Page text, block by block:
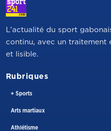
L'actualité du sport
continu, avec un traitement
et lisible.
Rubriques
+ Sports
Arts martiaux
Athlétisme